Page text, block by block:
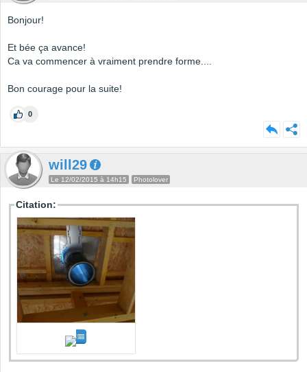
Bonjour!
Et bée ça avance!
Ca va commencer à vraiment prendre forme....
Bon courage pour la suite!
0
will29
Le 12/02/2015 à 14h15 Photolover
Citation: